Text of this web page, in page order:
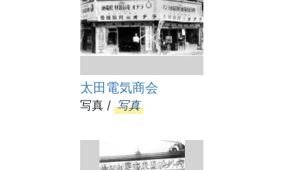
太田電気商会
写真 / 写真